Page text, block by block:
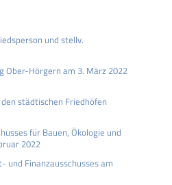
und stellv.
Ober-Hörgern am 3. März 2022
städtischen Friedhöfen
für Bauen, Ökologie und
2022
und Finanzausschusses am